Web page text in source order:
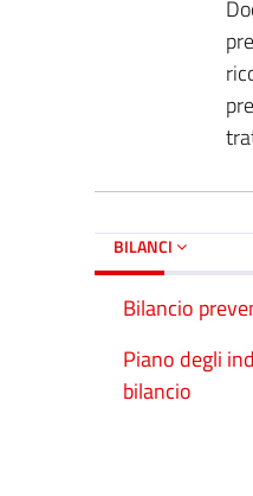
BILANCI
Bilancio
Piano degli
bilancio